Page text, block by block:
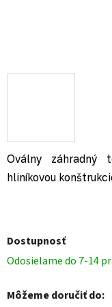
Oválny záhradný
hliníkovou
Dostupnosť
Odosielame do 7-14
Môžeme doručiť do: